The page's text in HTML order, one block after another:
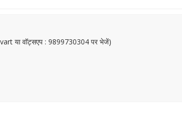
या वॉट्सएप : 9899730304 पर भेजें)